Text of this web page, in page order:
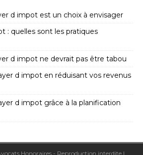
d impot est un choix à envisager
: quelles sont les pratiques
d impot ne devrait pas être tabou
d impot en réduisant vos revenus
d impot grâce à la planification
Honoraires - Reproduction interdite |